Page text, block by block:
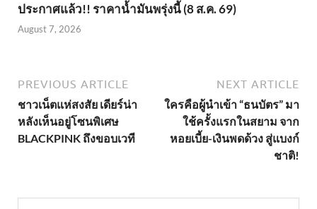
ประกาศแล้ว!! ราคาน้ำมันพรุ่งนี้ (8 ส.ค. 69)
August 7, 2026
PREVIOUS ARTICLE
ชาวเน็ตแห่สงสัย เดียร์น่า
หลังเห็นอยู่โซนพิเศษ
BLACKPINK ถึงขอบเวที
NEXT ARTICLE
ใครคือผู้นำเข้า “ธนบัตร” มา
ใช้ครั้งแรกในสยาม จาก
หอยเบี้ย-เงินพดด้วง สู่แบงก์
ชาติ!